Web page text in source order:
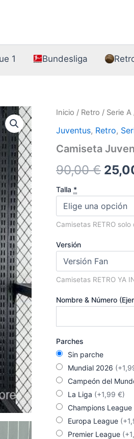
1 Bundesliga
Inicio / Retro / Serie A
Juventus, Retro,
Camiseta
90,00€ El
era:
Talla *
Camisetas RETRO
Versión
Camisetas RETRO YA
Nombre & Número
Parches
Sin parche
Mundial 2026
Campeón del
La Liga (+1,99 €)
Champions League
Europa League
Premier League